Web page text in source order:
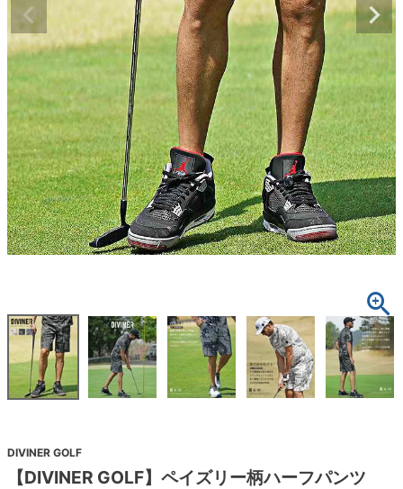
DIVINER GOLF
【DIVINER GOLF】ペイズリー柄ハーフパンツ